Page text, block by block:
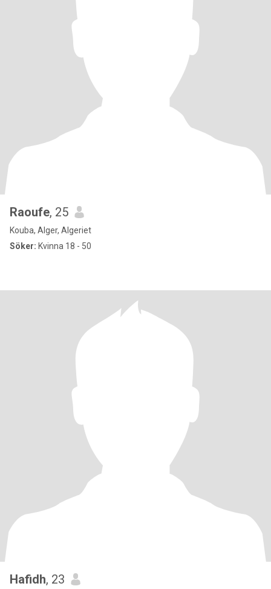
Raoufe, 25
Kouba, Alger, Algeriet
Söker: Kvinna 18 - 50
Hafidh, 23